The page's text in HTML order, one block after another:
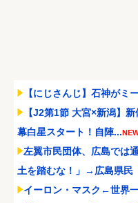
【にじさんじ】石神がミ
【J2第1節 大宮×新潟】
幕白星スタート！自陣...
左翼市民団体、広島では
土を踏むな！」→広島県民
イーロン・マスク←世界